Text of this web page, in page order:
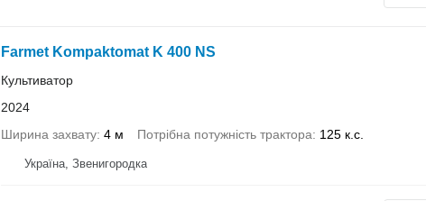
Farmet Kompaktomat K 400 NS
Культиватор
2024
Ширина захвату 4 м Потрібна потужність трактора 125 к.с.
Україна, Звенигородка